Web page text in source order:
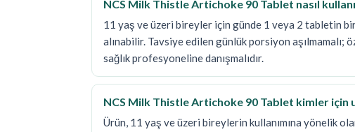
NCS Milk Thistle Artichoke 90 Tablet nasıl
11 yaş ve üzeri bireyler için günde 1 veya 2 tabletin
alınabilir. Tavsiye edilen günlük porsiyon aşılmamalı;
sağlık profesyoneline danışmalıdır.
NCS Milk Thistle Artichoke 90 Tablet kimler için
Ürün, 11 yaş ve üzeri bireylerin kullanımına yönelik